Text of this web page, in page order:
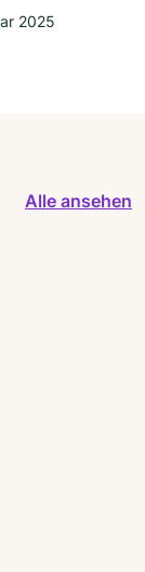
2025
Alle ansehen